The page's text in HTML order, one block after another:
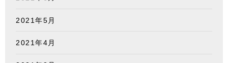
2021年5月
2021年4月